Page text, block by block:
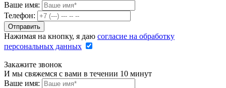
Ваше имя:
Телефон:
Нажимая на кнопку, я даю согласие на обработку
персональных данных
Закажите звонок
И мы свяжемся с вами в течении 10 минут
Ваше имя: